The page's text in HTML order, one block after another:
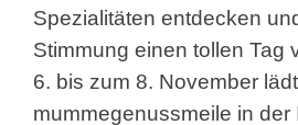
Spezialitäten entdecken
Stimmung einen tollen Tag
6. bis zum 8. November
mummegenussmeile in der